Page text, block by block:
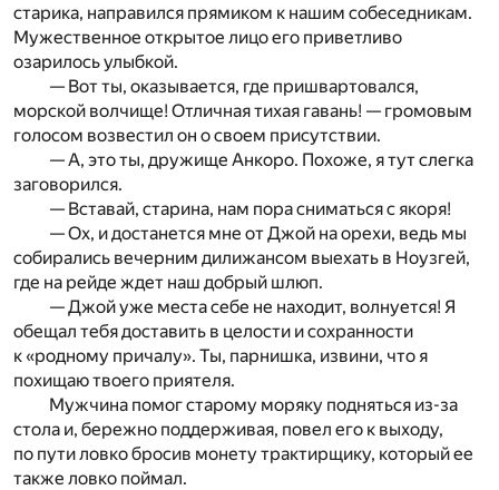
старика, направился прямиком к нашим собеседникам.
Мужественное открытое лицо его приветливо
озарилось улыбкой.
— Вот ты, оказывается, где пришвартовался,
морской волчище! Отличная тихая гавань! — громовым
голосом возвестил он о своем присутствии.
— А, это ты, дружище Анкоро. Похоже, я тут слегка
заговорился.
— Вставай, старина, нам пора сниматься с якоря!
— Ох, и достанется мне от Джой на орехи, ведь мы
собирались вечерним дилижансом выехать в Ноузгей,
где на рейде ждет наш добрый шлюп.
— Джой уже места себе не находит, волнуется! Я
обещал тебя доставить в целости и сохранности
к «родному причалу». Ты, парнишка, извини, что я
похищаю твоего приятеля.
Мужчина помог старому моряку подняться из-за
стола и, бережно поддерживая, повел его к выходу,
по пути ловко бросив монету трактирщику, который ее
также ловко поймал.